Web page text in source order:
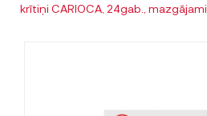
krītiņi CARIOCA, 24gab., mazgājami